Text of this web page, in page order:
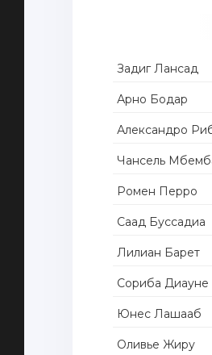
Задиг Лансад
Арно Бодар
Александро
Чансель
Ромен Перро
Саад Буссадиа
Лилиан Барет
Сориба Диауне
Юнес Лашааб
Оливье Жиру